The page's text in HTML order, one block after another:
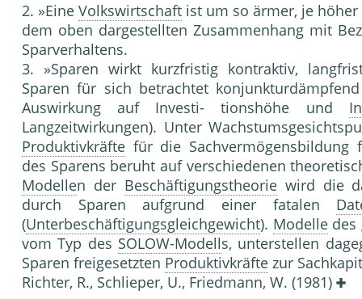
2. »Eine Volkswirtschaft ist um so ärmer, je
dem oben dargestellten Zusammenhang mit
Sparverhaltens.
3. »Sparen wirkt kurzfristig kontraktiv,
Sparen für sich betrachtet
Auswirkung auf Investi- tionshöhe und
Langzeitwirkungen). Unter
Produktivkräfte für die Sachvermögensbildung
des Sparens beruht auf verschiedenen
Modellen der Beschäftigungstheoriewird die
durch Sparen aufgrund einer fatalen
(Unterbeschäftigungsgleichgewicht). Modelledes
vom Typ des SOLOW-Modells, unterstellen
Sparen freigesetzten Produktivkräfte zur
Richter, R., Schlieper, U., Friedmann, W. (1981)